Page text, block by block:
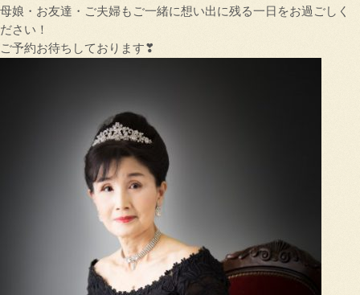
母娘・お友達・ご夫婦もご一緒に想い出に残る一日をお過ごしく
ださい！
ご予約お待ちしております❣